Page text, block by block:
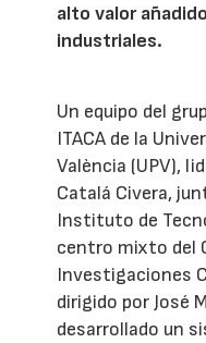
alto valor
industriales.
Un equipo del
ITACA de la
València (UPV),
Catalá Civera,
Instituto de
centro mixto del
Investigaciones
dirigido por José
desarrollado un